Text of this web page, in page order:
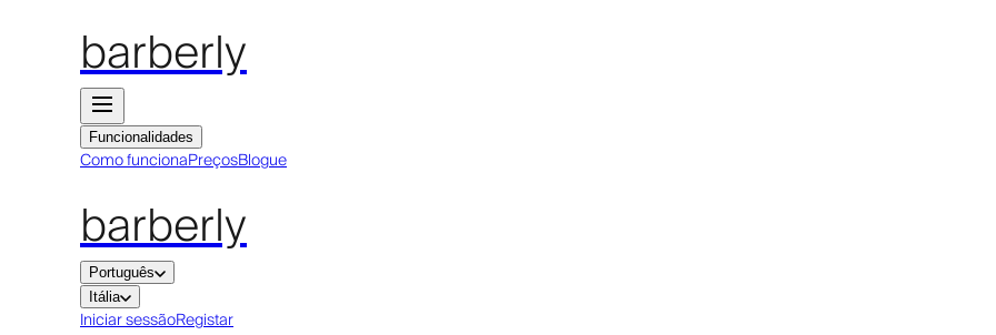
barberly
Funcionalidades
Como funcionaPreçosBlogue
barberly
Português
Itália
Iniciar sessãoRegistar